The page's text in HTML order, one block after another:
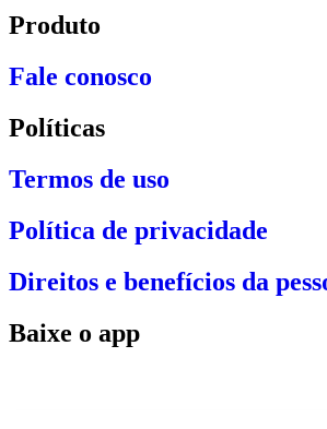
Produto
Fale conosco
Políticas
Termos de uso
Política de privacidade
Direitos e benefícios da
Baixe o app